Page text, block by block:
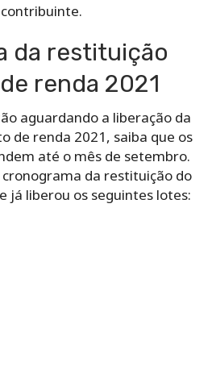
da restituição
renda 2021
aguardando a liberação da
de renda 2021, saiba que os
até o mês de setembro.
da restituição do
já liberou os seguintes lotes: